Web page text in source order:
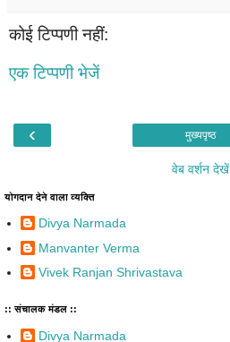
कोई टिप्पणी नहीं:
एक टिप्पणी भेजें
‹ मुख्यपृष्ठ
वेब वर्शन देखें
योगदान देने वाला व्यक्ति
Divya Narmada
Manvanter Verma
Vivek Ranjan Shrivastava
:: संचालक मंडल ::
Divya Narmada